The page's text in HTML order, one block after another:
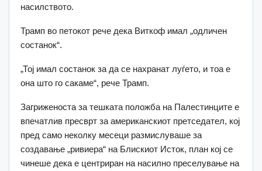
насилството.
Трамп во петокот рече дека Виткоф имал „одличен
состанок“.
„Тој имал состанок за да се нахранат луѓето, и тоа е
она што го сакаме“, рече Трамп.
Загриженоста за тешката положба на Палестинците е
впечатлив пресврт за американскиот претседател, кој
пред само неколку месеци размислуваше за
создавање „ривиера“ на Блискиот Исток, план кој се
чинеше дека е центриран на насилно преселување на